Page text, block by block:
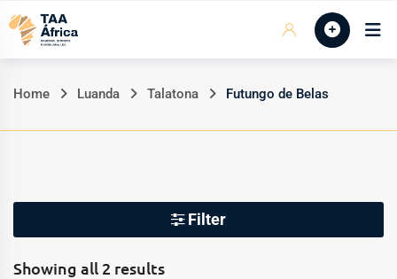
Skip
Início
Home Luanda Talatona Futungo de Belas
Filter
Showing all 2 results